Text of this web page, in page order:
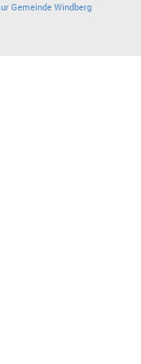
Gemeinde Windberg